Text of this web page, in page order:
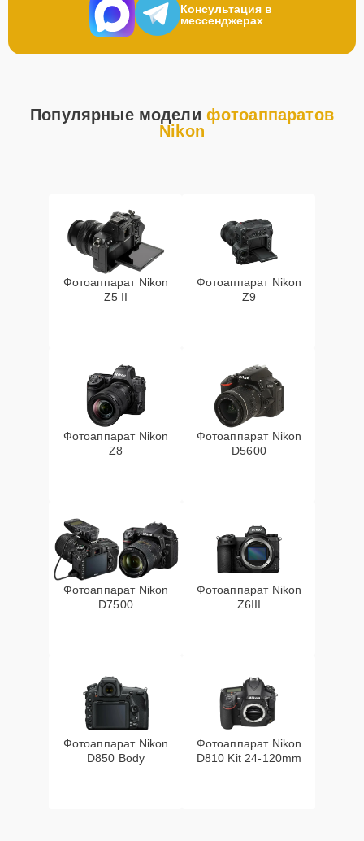
Консультация в
мессенджерах
Популярные модели фотоаппаратов
Nikon
Фотоаппарат Nikon
Z5 II
Фотоаппарат Nikon
Z9
Фотоаппарат Nikon
Z8
Фотоаппарат Nikon
D5600
Фотоаппарат Nikon
D7500
Фотоаппарат Nikon
Z6III
Фотоаппарат Nikon
D850 Body
Фотоаппарат Nikon
D810 Kit 24-120mm